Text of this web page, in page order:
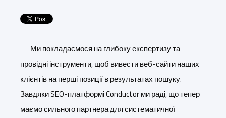
Ми покладаємося на глибоку експертизу та
провідні інструменти, щоб вивести веб-сайти наших
клієнтів на перші позиції в результатах пошуку.
Завдяки SEO-платформі Conductor ми раді, що тепер
маємо сильного партнера для систематичної